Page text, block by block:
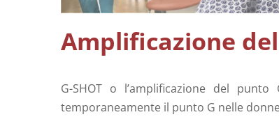
Amplificazione
G-SHOT o l’amplificazione del
temporaneamente il punto G nelle